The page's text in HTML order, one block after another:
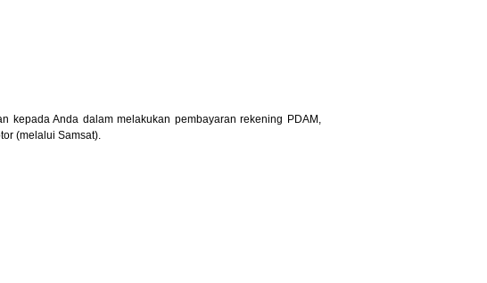
kepada Anda dalam melakukan pembayaran rekening PDAM,
(melalui Samsat).